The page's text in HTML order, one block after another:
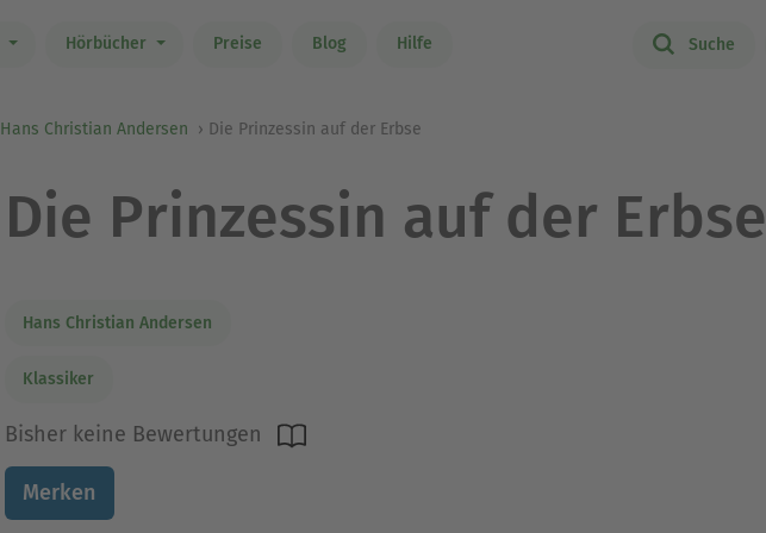
Hörbücher Preise Blog Hilfe Suche
Hans Christian Andersen Die Prinzessin auf der Erbse
Die Prinzessin auf der Erbse
Hans Christian Andersen
Klassiker
Bisher keine Bewertungen
Merken